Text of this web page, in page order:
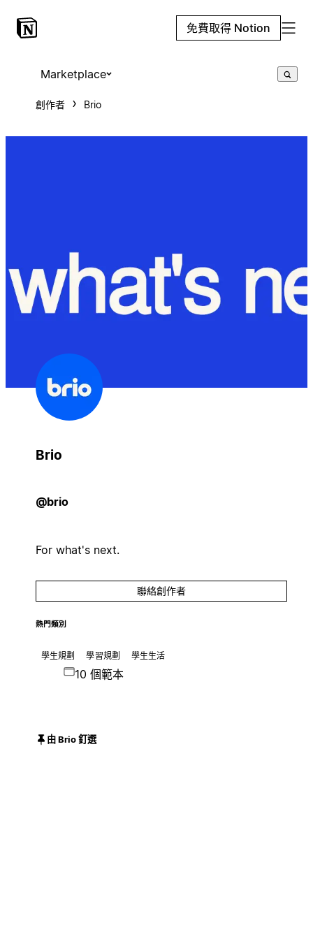
免費取得 Notion
Marketplace
創作者 Brio
Brio
@brio
For what's next.
聯絡創作者
熱門類別
學生規劃 學習規劃 學生生活
10 個範本
由 Brio 釘選